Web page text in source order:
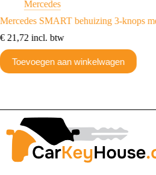
Mercedes
Mercedes SMART behuizing 3-knops
€ 21,72 incl. btw
Toevoegen aan winkelwagen